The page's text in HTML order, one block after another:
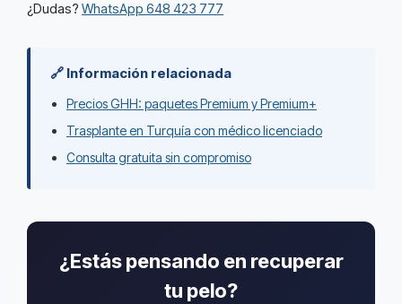
¿Dudas? WhatsApp 648 423 777
🔗 Información relacionada
Precios GHH: paquetes Premium y Premium+
Trasplante en Turquía con médico licenciado
Consulta gratuita sin compromiso
¿Estás pensando en recuperar
tu pelo?